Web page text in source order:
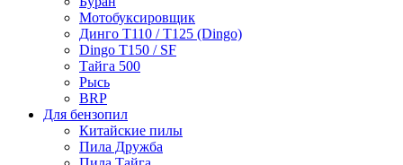
Мотобуксировщик
Динго T110 / T125 (Dingo)
Dingo T150 / SF
Тайга 500
Рысь
BRP
Для бензопил
Китайские пилы
Пила Дружба